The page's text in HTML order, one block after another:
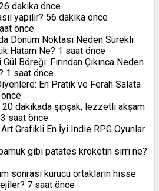
dakika önce
yapılır? 56 dakika önce
önce
Dönüm Noktası Neden Sürekli
Hatam Ne? 1 saat önce
Böreği: Fırından Çıkınca Neden
1 saat önce
En Pratik ve Ferah Salata
dakikada şipşak, lezzetli akşam
3 saat önce
Grafikli En İyi Indie RPG Oyunlar
gibi patates kroketin sırrı ne?
sonrası kurucu ortakların hisse
7 saat önce